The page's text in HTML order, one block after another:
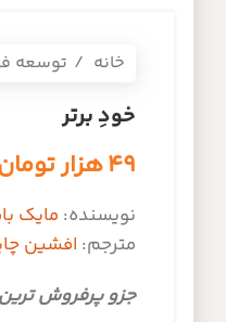
خانه توسعه
خودِ برتر
۴۹هزار
نویسنده: مایک
مترجم: افشین
جزو پرفروش